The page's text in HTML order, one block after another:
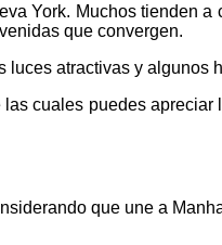
York. Muchos tienden a
que convergen.
atractivas y algunos
cuales puedes apreciar
que une a